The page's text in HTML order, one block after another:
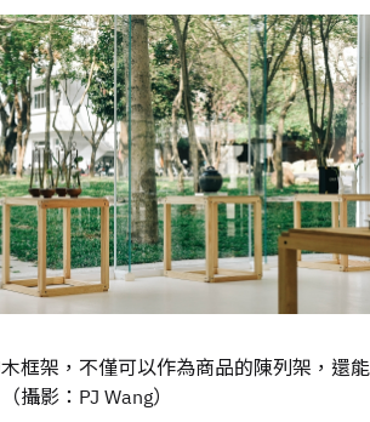
框架，不僅可以作為商品的陳列架，還能
攝影：PJ Wang）